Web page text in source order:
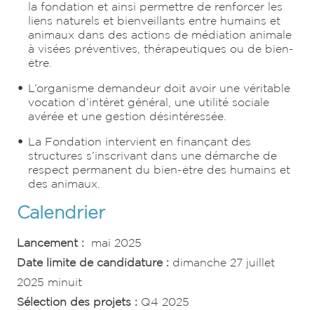
la fondation et ainsi permettre de renforcer les
liens naturels et bienveillants entre humains et
animaux dans des actions de médiation animale
à visées préventives, thérapeutiques ou de bien-
être.
L’organisme demandeur doit avoir une véritable
vocation d’intérêt général, une utilité sociale
avérée et une gestion désintéressée.
La Fondation intervient en finançant des
structures s’inscrivant dans une démarche de
respect permanent du bien-être des humains et
des animaux.
Calendrier
Lancement :
mai 2025
Date limite de candidature : dimanche 27 juillet
2025 minuit
Sélection des projets : Q4 2025